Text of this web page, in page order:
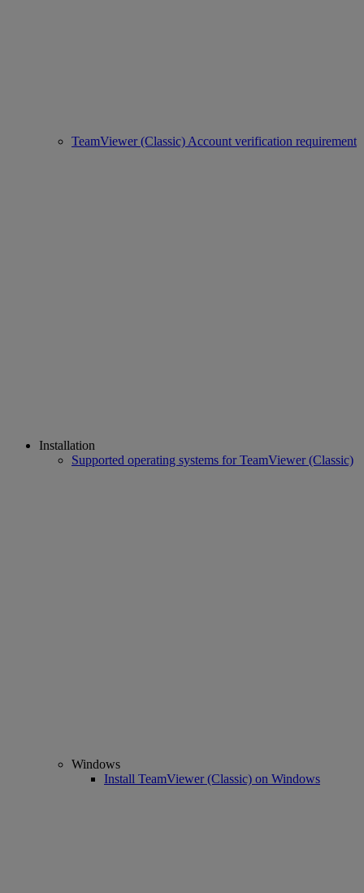
TeamViewer (Classic) Account verification requirement
Installation
Supported operating systems for TeamViewer (Classic)
Windows
Install TeamViewer (Classic) on Windows